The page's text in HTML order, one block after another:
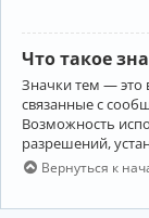
Что такое
Значки тем — это
связанные с
Возможность
разрешений,
Вернуться к